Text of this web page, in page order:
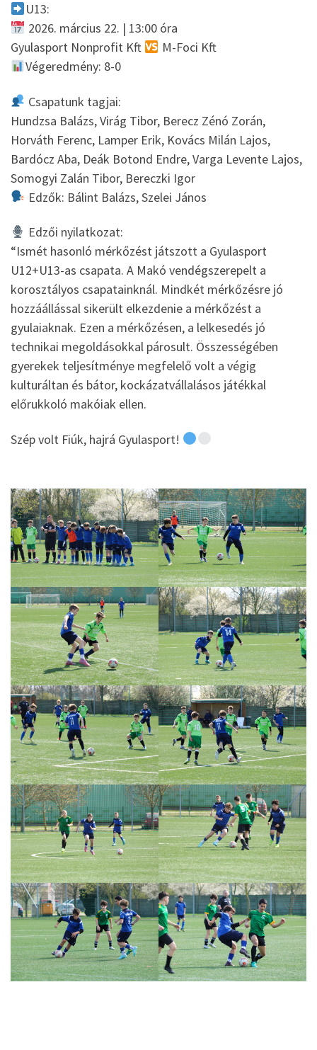
U13:
2026. március 22. | 13:00 óra
Gyulasport Nonprofit Kft
M-Foci Kft
Végeredmény: 8-0
Csapatunk tagjai:
Hundzsa Balázs, Virág Tibor, Berecz Zénó Zorán,
Horváth Ferenc, Lamper Erik, Kovács Milán Lajos,
Bardócz Aba, Deák Botond Endre, Varga Levente Lajos,
Somogyi Zalán Tibor, Bereczki Igor
Edzők: Bálint Balázs, Szelei János
Edzői nyilatkozat:
“Ismét hasonló mérkőzést játszott a Gyulasport
U12+U13-as csapata. A Makó vendégszerepelt a
korosztályos csapatainknál. Mindkét mérkőzésre jó
hozzáállással sikerült elkezdenie a mérkőzést a
gyulaiaknak. Ezen a mérkőzésen, a lelkesedés jó
technikai megoldásokkal párosult. Összességében
gyerekek teljesítménye megfelelő volt a végig
kulturáltan és bátor, kockázatvállalásos játékkal
előrukkoló makóiak ellen.
Szép volt Fiúk, hajrá Gyulasport!